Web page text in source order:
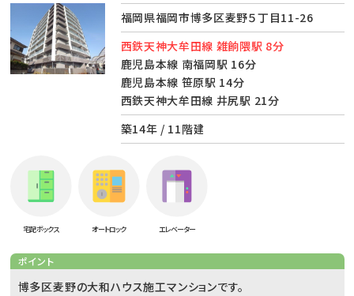
福岡県福岡市博多区麦野５丁目11-26
西鉄天神大牟田線 雑餉隈駅 8分
鹿児島本線 南福岡駅 16分
鹿児島本線 笹原駅 14分
西鉄天神大牟田線 井尻駅 21分
築14年 / 11階建
宅配ボックス オートロック エレベーター
ポイント
博多区麦野の大和ハウス施工マンションです。